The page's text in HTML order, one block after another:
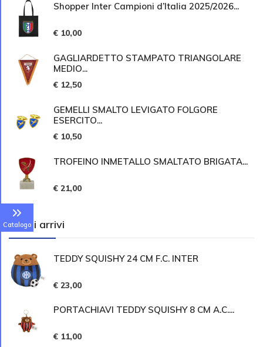
Catalogo
Shopper Inter Campioni d’Italia 2025/2026...
€ 10,00
GAGLIARDETTO STAMPATO TRIANGOLARE
MEDIO...
€ 12,50
GEMELLI SMALTO LEVIGATO FOLGORE
ESERCITO...
€ 10,50
TROFEINO INMETALLO SMALTATO BRIGATA...
€ 21,00
Ultimi arrivi
TEDDY SQUISHY 24 CM F.C. INTER
€ 23,00
PORTACHIAVI TEDDY SQUISHY 8 CM A.C....
€ 11,00